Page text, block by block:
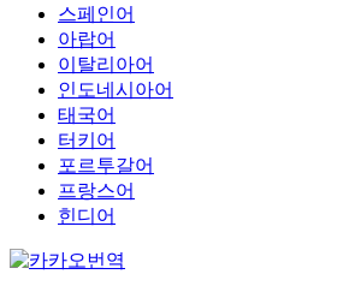
스페인어
아랍어
이탈리아어
인도네시아어
태국어
터키어
포르투갈어
프랑스어
힌디어